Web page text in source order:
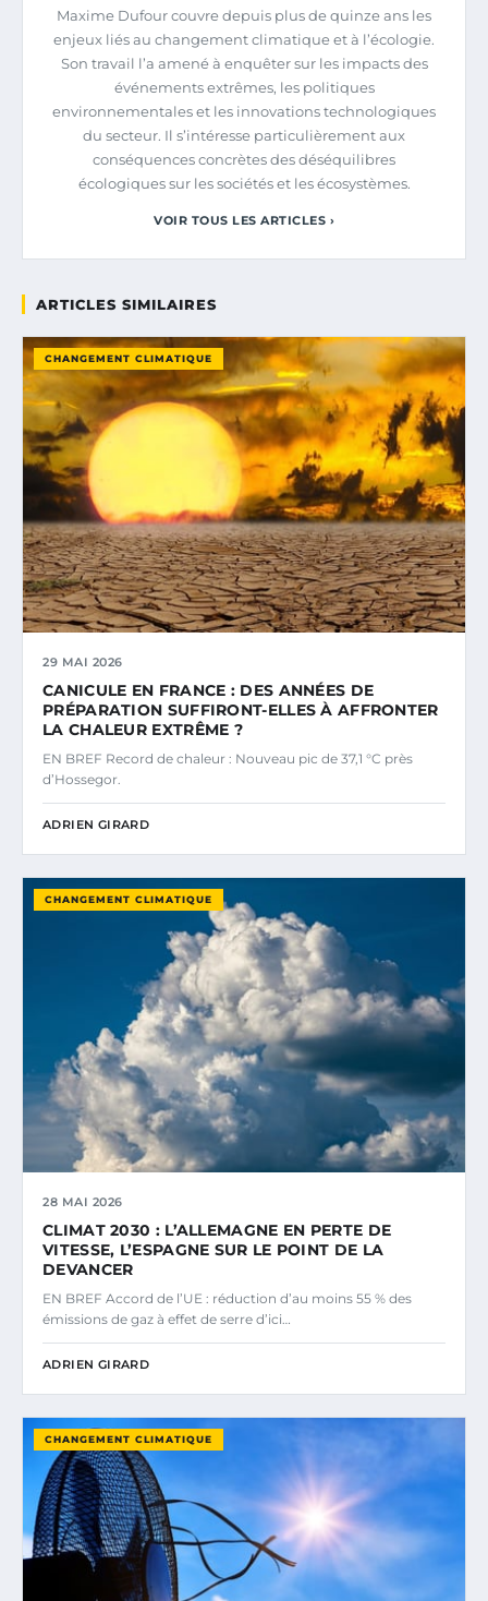
Maxime Dufour couvre depuis plus de quinze ans les
enjeux liés au changement climatique et à l’écologie.
Son travail l’a amené à enquêter sur les impacts des
événements extrêmes, les politiques
environnementales et les innovations technologiques
du secteur. Il s’intéresse particulièrement aux
conséquences concrètes des déséquilibres
écologiques sur les sociétés et les écosystèmes.
VOIR TOUS LES ARTICLES ›
ARTICLES SIMILAIRES
CHANGEMENT CLIMATIQUE
29 MAI 2026
CANICULE EN FRANCE : DES ANNÉES DE
PRÉPARATION SUFFIRONT-ELLES À AFFRONTER
LA CHALEUR EXTRÊME ?
EN BREF Record de chaleur : Nouveau pic de 37,1 °C près
d’Hossegor.
ADRIEN GIRARD
CHANGEMENT CLIMATIQUE
28 MAI 2026
CLIMAT 2030 : L’ALLEMAGNE EN PERTE DE
VITESSE, L’ESPAGNE SUR LE POINT DE LA
DEVANCER
EN BREF Accord de l’UE : réduction d’au moins 55 % des
émissions de gaz à effet de serre d’ici…
ADRIEN GIRARD
CHANGEMENT CLIMATIQUE